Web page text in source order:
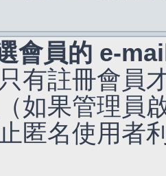
會員的 e-
有註冊會員
如果管理員
匿名使用者